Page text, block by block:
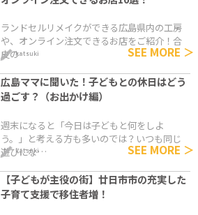
ランドセルリメイクができる広島県内の工房
や、オンライン注文できるお店をご紹介！合
皮の…
katsuki SEE MORE ＞
広島ママに聞いた！子どもとの休日はどう
過ごす？（お出かけ編）
週末になると「今日は子どもと何をしよ
う。」と考える方も多いのでは？いつも同じ
遊びにな…
katsuki SEE MORE ＞
【子どもが主役の街】廿日市市の充実した
子育て支援で移住者増！